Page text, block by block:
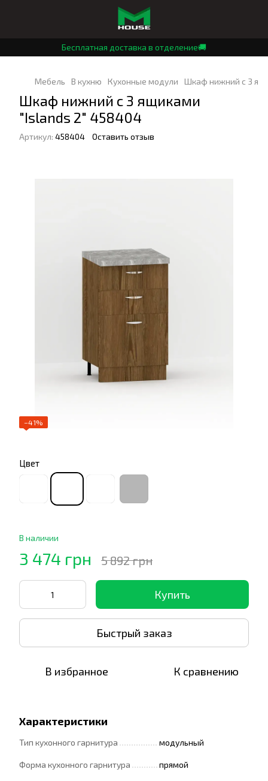
Бесплатная доставка в отделение🚚
Мебель В кухню Кухонные модули Шкаф нижний с 3
Шкаф нижний с 3 ящиками
"Islands 2" 458404
Артикул: 458404 Оставить отзыв
−41%
Цвет
В наличии
3 474 грн 5 892 грн
Купить
Быстрый заказ
В избранное К сравнению
Характеристики
Тип кухонного гарнитура модульный
Форма кухонного гарнитура прямой